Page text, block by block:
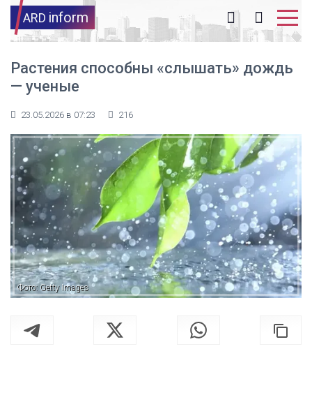
ARD inform
Растения способны «слышать» дождь
— ученые
23.05.2026 в 07:23 216
Фото: Getty Images